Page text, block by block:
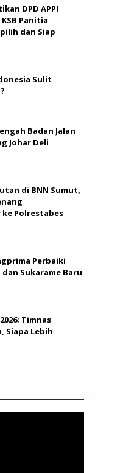
DPD APPI
Panitia
dan Siap
Sulit
Badan Jalan
Johar Deli
di BNN Sumut,
Polrestabes
Perbaiki
dan Sukarame Baru
Timnas
Siapa Lebih